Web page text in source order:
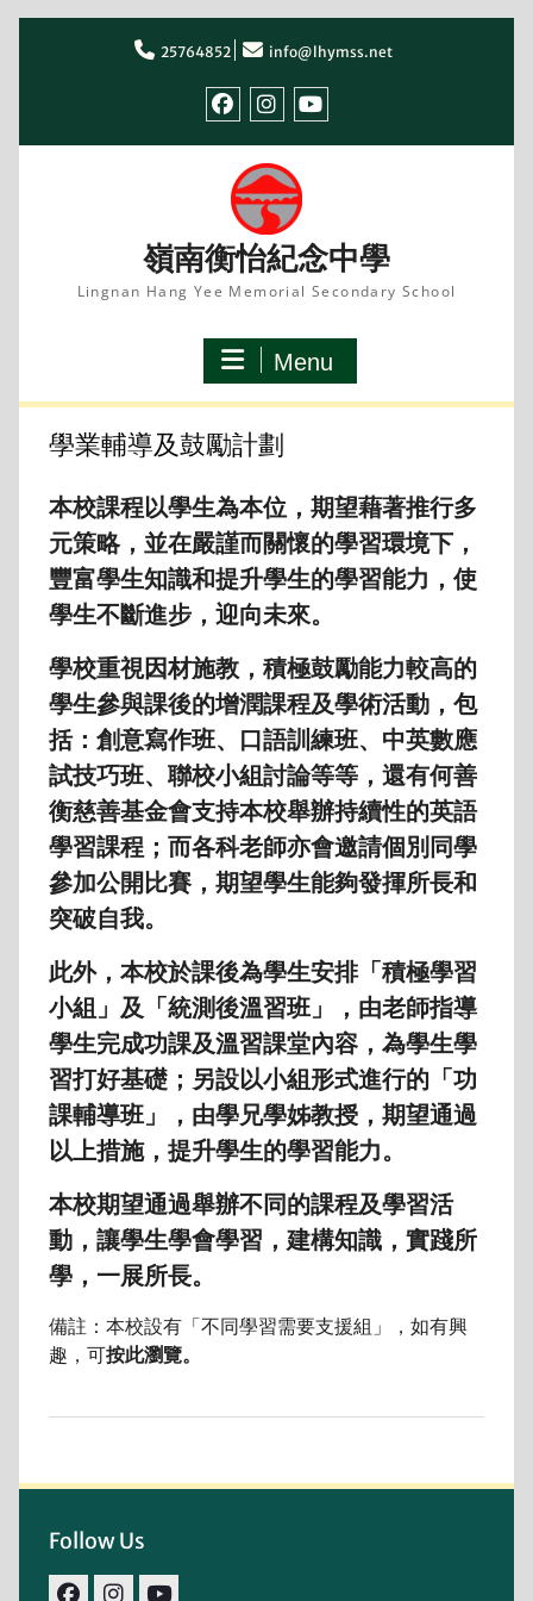
25764852 info@lhymss.net
嶺南衡怡紀念中學
Lingnan Hang Yee Memorial Secondary School
Menu
學業輔導及鼓勵計劃
本校課程以學生為本位，期望藉著推行多
元策略，並在嚴謹而關懷的學習環境下，
豐富學生知識和提升學生的學習能力，使
學生不斷進步，迎向未來。
學校重視因材施教，積極鼓勵能力較高的
學生參與課後的增潤課程及學術活動，包
括：創意寫作班、口語訓練班、中英數應
試技巧班、聯校小組討論等等，還有何善
衡慈善基金會支持本校舉辦持續性的英語
學習課程；而各科老師亦會邀請個別同學
參加公開比賽，期望學生能夠發揮所長和
突破自我。
此外，本校於課後為學生安排「積極學習
小組」及「統測後溫習班」，由老師指導
學生完成功課及溫習課堂內容，為學生學
習打好基礎；另設以小組形式進行的「功
課輔導班」，由學兄學姊教授，期望通過
以上措施，提升學生的學習能力。
本校期望通過舉辦不同的課程及學習活
動，讓學生學會學習，建構知識，實踐所
學，一展所長。
備註：本校設有「不同學習需要支援組」，如有興
趣，可按此瀏覽。
Follow Us